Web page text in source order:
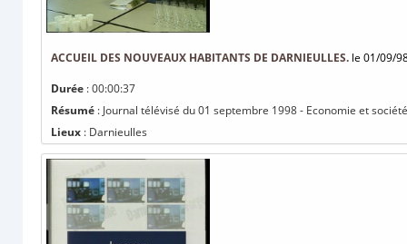
ACCUEIL DES NOUVEAUX HABITANTS DE DARNIEULLES. le 01/09/
Durée : 00:00:37
Résumé : Journal télévisé du 01 septembre 1998 - Economie et
Lieux : Darnieulles